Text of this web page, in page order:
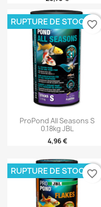
ProPond All Seasons S
0.18kg JBL
4,96 €
RUPTURE DE STOCKfavorite_border
RUPTURE DE STOCKfavorite_border